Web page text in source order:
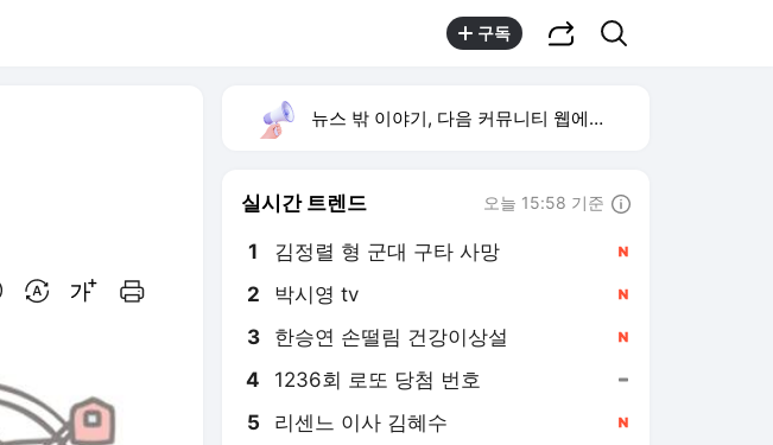
구독
뉴스 밖 이야기, 다음 커뮤니티 웹에서 보기
실시간 트렌드 오늘 15:58 기준
1 김정렬 형 군대 구타 사망
2 박시영 tv
3 한승연 손떨림 건강이상설
4 1236회 로또 당첨 번호
5 리센느 이사 김혜수